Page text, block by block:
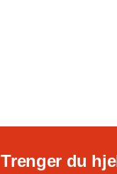
Trenger du